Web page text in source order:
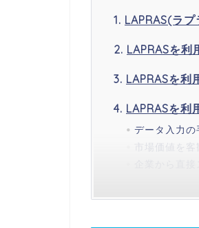
LAPRAS(ラ
LAPRASを利
LAPRASを利
LAPRASを利
データ入力
市場価値を
企業から直